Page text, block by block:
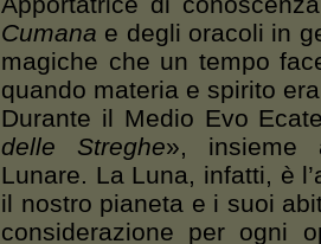
Cumana e degli oracoli in
magiche che un tempo
quando materia e spirito
Durante il Medio Evo
delle Streghe»,
Lunare. La Luna, infatti, è
il nostro pianeta e i suoi
considerazione per ogni